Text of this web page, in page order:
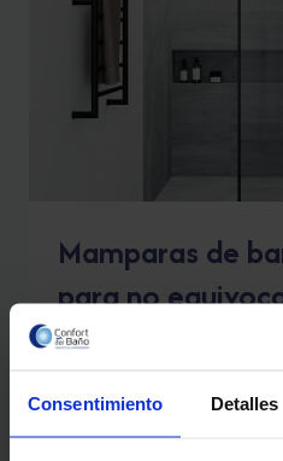
Consentimiento Detalles
Mamparas de
para no
30 de octubre de 2020
La mampara es un
en el baño, ya sea